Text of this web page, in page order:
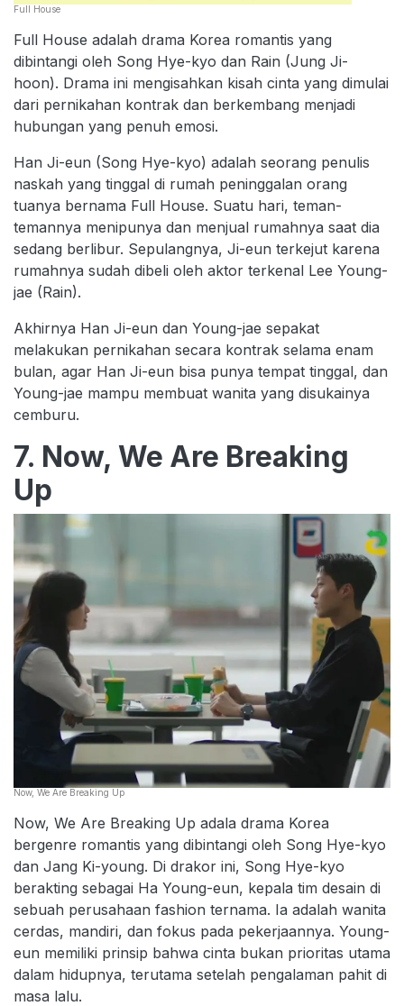
Full House
Full House adalah drama Korea romantis yang
dibintangi oleh Song Hye-kyo dan Rain (Jung Ji-
hoon). Drama ini mengisahkan kisah cinta yang dimulai
dari pernikahan kontrak dan berkembang menjadi
hubungan yang penuh emosi.
Han Ji-eun (Song Hye-kyo) adalah seorang penulis
naskah yang tinggal di rumah peninggalan orang
tuanya bernama Full House. Suatu hari, teman-
temannya menipunya dan menjual rumahnya saat dia
sedang berlibur. Sepulangnya, Ji-eun terkejut karena
rumahnya sudah dibeli oleh aktor terkenal Lee Young-
jae (Rain).
Akhirnya Han Ji-eun dan Young-jae sepakat
melakukan pernikahan secara kontrak selama enam
bulan, agar Han Ji-eun bisa punya tempat tinggal, dan
Young-jae mampu membuat wanita yang disukainya
cemburu.
7. Now, We Are Breaking
Up
Now, We Are Breaking Up
Now, We Are Breaking Up adala drama Korea
bergenre romantis yang dibintangi oleh Song Hye-kyo
dan Jang Ki-young. Di drakor ini, Song Hye-kyo
berakting sebagai Ha Young-eun, kepala tim desain di
sebuah perusahaan fashion ternama. Ia adalah wanita
cerdas, mandiri, dan fokus pada pekerjaannya. Young-
eun memiliki prinsip bahwa cinta bukan prioritas utama
dalam hidupnya, terutama setelah pengalaman pahit di
masa lalu.